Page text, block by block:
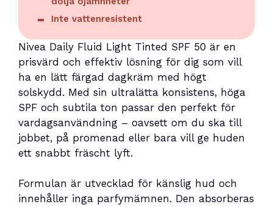
Inte vattenresistent
Nivea Daily Fluid Light Tinted SPF 50 är en
prisvärd och effektiv lösning för dig som vill
ha en lätt färgad dagkräm med högt
solskydd. Med sin ultralätta konsistens, höga
SPF och subtila ton passar den perfekt för
vardagsanvändning – oavsett om du ska till
jobbet, på promenad eller bara vill ge huden
ett snabbt fräscht lyft.
Formulan är utvecklad för känslig hud och
innehåller inga parfymämnen. Den absorberas